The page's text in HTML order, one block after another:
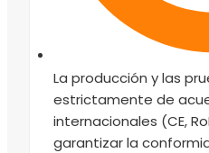
La producción y las
estrictamente de
internacionales (CE,
garantizar la